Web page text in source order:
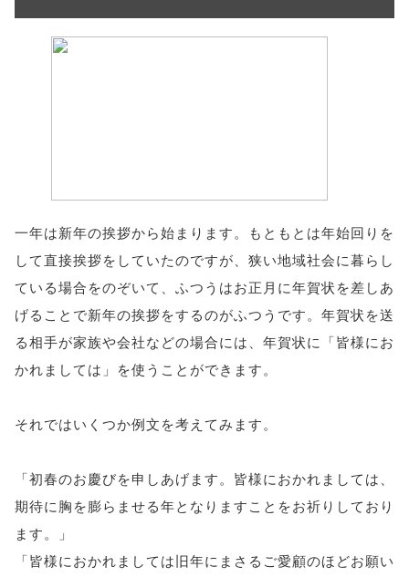
一年は新年の挨拶から始まります。もともとは年始回りを
して直接挨拶をしていたのですが、狭い地域社会に暮らし
ている場合をのぞいて、ふつうはお正月に年賀状を差しあ
げることで新年の挨拶をするのがふつうです。年賀状を送
る相手が家族や会社などの場合には、年賀状に「皆様にお
かれましては」を使うことができます。
それではいくつか例文を考えてみます。
「初春のお慶びを申しあげます。皆様におかれましては、
期待に胸を膨らませる年となりますことをお祈りしており
ます。」
「皆様におかれましては旧年にまさるご愛顧のほどお願い